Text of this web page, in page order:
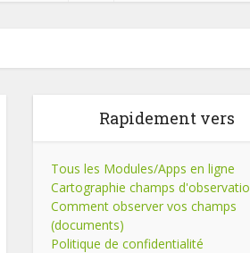
Rapidement vers
Tous les Modules/Apps en ligne
Cartographie champs
Comment observer vos champs
(documents)
Politique de confidentialité